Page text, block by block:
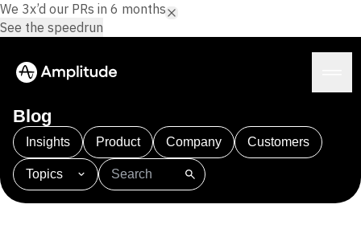
Plataforma
Blog
Insights Product Company Customers
Topics
101 AI APJ Acquisition
Adobe Analytics
We 3x’d our PRs in 6 months.
See the speedrun